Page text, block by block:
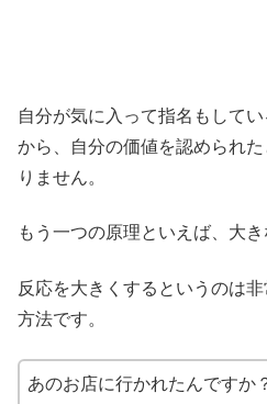
自分が気に入って指名もして
から、自分の価値を認められ
りません。
もう一つの原理といえば、大き
反応を大きくするというのは
方法です。
あのお店に行かれたんですか